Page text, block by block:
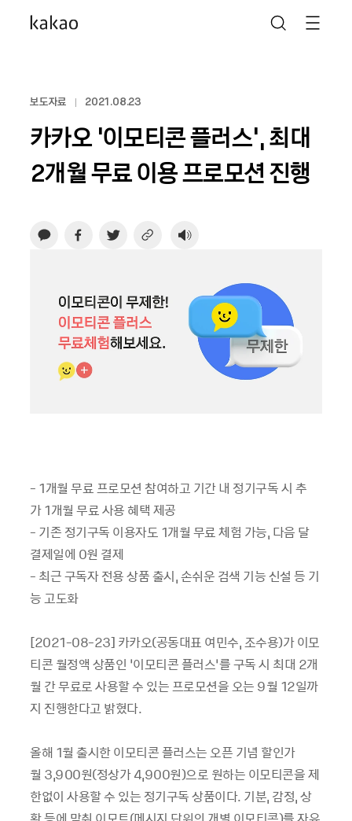
보도자료 2021.08.23
카카오 ‘이모티콘 플러스’, 최대
2개월 무료 이용 프로모션 진행
- 1개월 무료 프로모션 참여하고 기간 내 정기구독 시 추
가 1개월 무료 사용 혜택 제공
- 기존 정기구독 이용자도 1개월 무료 체험 가능, 다음 달
결제일에 0원 결제
- 최근 구독자 전용 상품 출시, 손쉬운 검색 기능 신설 등 기
능 고도화
[2021-08-23] 카카오(공동대표 여민수, 조수용)가 이모
티콘 월정액 상품인 ‘이모티콘 플러스’를 구독 시 최대 2개
월 간 무료로 사용할 수 있는 프로모션을 오는 9월 12일까
지 진행한다고 밝혔다.
올해 1월 출시한 이모티콘 플러스는 오픈 기념 할인가
월 3,900원(정상가 4,900원)으로 원하는 이모티콘을 제
한없이 사용할 수 있는 정기구독 상품이다. 기분, 감정, 상